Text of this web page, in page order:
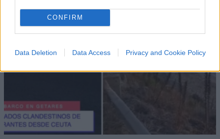
CONFIRM
Data Deletion Data Access Privacy and Cookie Policy